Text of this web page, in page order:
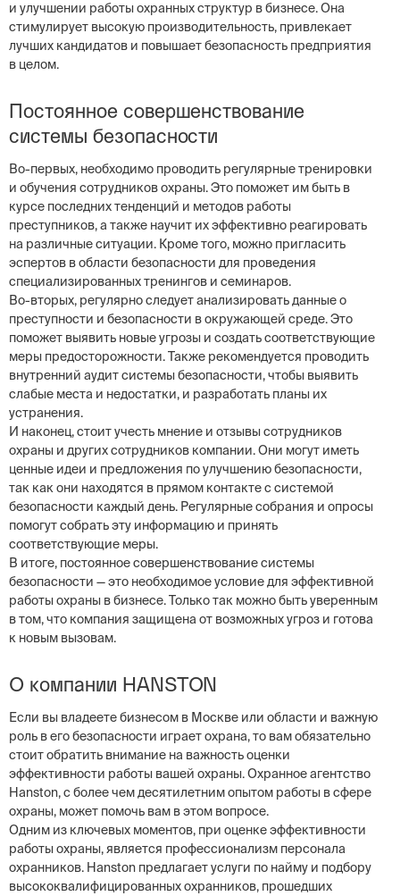
и улучшении работы охранных структур в бизнесе. Она
стимулирует высокую производительность, привлекает
лучших кандидатов и повышает безопасность предприятия
в целом.
Постоянное совершенствование
системы безопасности
Во-первых, необходимо проводить регулярные тренировки
и обучения сотрудников охраны. Это поможет им быть в
курсе последних тенденций и методов работы
преступников, а также научит их эффективно реагировать
на различные ситуации. Кроме того, можно пригласить
эспертов в области безопасности для проведения
специализированных тренингов и семинаров.
Во-вторых, регулярно следует анализировать данные о
преступности и безопасности в окружающей среде. Это
поможет выявить новые угрозы и создать соответствующие
меры предосторожности. Также рекомендуется проводить
внутренний аудит системы безопасности, чтобы выявить
слабые места и недостатки, и разработать планы их
устранения.
И наконец, стоит учесть мнение и отзывы сотрудников
охраны и других сотрудников компании. Они могут иметь
ценные идеи и предложения по улучшению безопасности,
так как они находятся в прямом контакте с системой
безопасности каждый день. Регулярные собрания и опросы
помогут собрать эту информацию и принять
соответствующие меры.
В итоге, постоянное совершенствование системы
безопасности — это необходимое условие для эффективной
работы охраны в бизнесе. Только так можно быть уверенным
в том, что компания защищена от возможных угроз и готова
к новым вызовам.
О компании HANSTON
Если вы владеете бизнесом в Москве или области и важную
роль в его безопасности играет охрана, то вам обязательно
стоит обратить внимание на важность оценки
эффективности работы вашей охраны. Охранное агентство
Hanston, с более чем десятилетним опытом работы в сфере
охраны, может помочь вам в этом вопросе.
Одним из ключевых моментов, при оценке эффективности
работы охраны, является профессионализм персонала
охранников. Hanston предлагает услуги по найму и подбору
высококвалифицированных охранников, прошедших